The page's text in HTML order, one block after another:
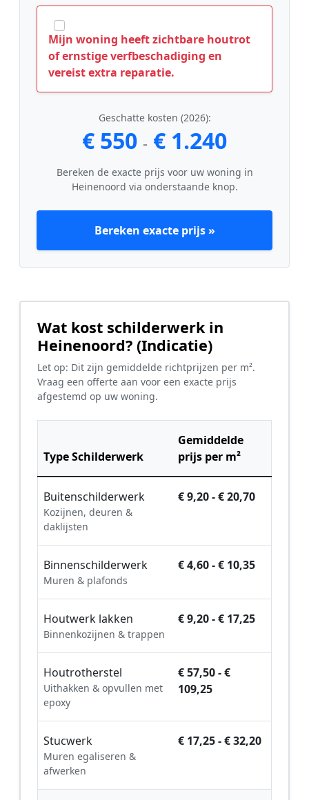
Mijn woning heeft zichtbare houtrot
of ernstige verfbeschadiging en
vereist extra reparatie.
Geschatte kosten (2026):
€ 550 - € 1.240
Bereken de exacte prijs voor uw woning in
Heinenoord via onderstaande knop.
Bereken exacte prijs »
Wat kost schilderwerk in
Heinenoord? (Indicatie)
Let op: Dit zijn gemiddelde richtprijzen per m².
Vraag een offerte aan voor een exacte prijs
afgestemd op uw woning.
Type Schilderwerk
Gemiddelde
prijs per m²
Buitenschilderwerk
Kozijnen, deuren &
daklijsten
€ 9,20 - € 20,70
Binnenschilderwerk
Muren & plafonds
€ 4,60 - € 10,35
Houtwerk lakken
Binnenkozijnen & trappen
€ 9,20 - € 17,25
Houtrotherstel
Uithakken & opvullen met
epoxy
€ 57,50 - €
109,25
Stucwerk
Muren egaliseren &
afwerken
€ 17,25 - € 32,20